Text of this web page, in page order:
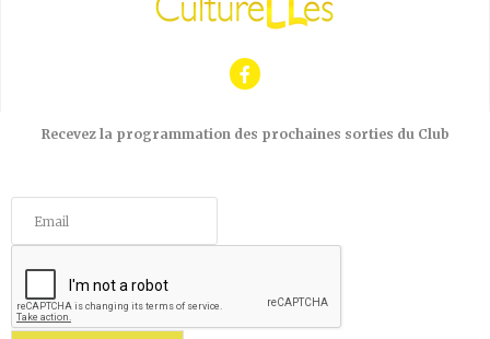
Recevez la programmation des prochaines sorties du Club